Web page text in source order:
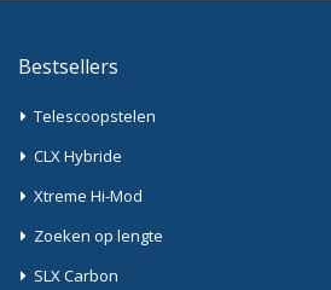
Bestsellers
Telescoopstelen
CLX Hybride
Xtreme Hi-Mod
Zoeken op lengte
SLX Carbon